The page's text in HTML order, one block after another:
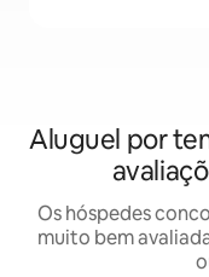
Aluguel por
Os hóspedes
muito bem